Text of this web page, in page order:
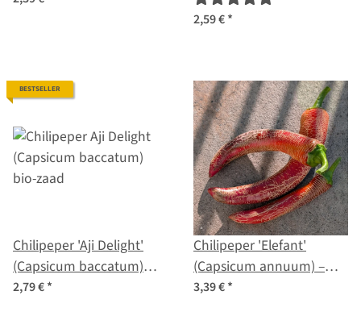
2,59 €*
BESTSELLER
Chilipeper 'Aji Delight'
(Capsicum baccatum)
bio-zaad
2,79 €*
Chilipeper 'Elefant'
(Capsicum annuum) –
Biologische zaden
3,39 €*